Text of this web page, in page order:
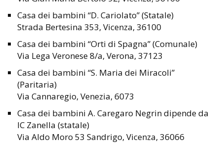
Casa dei bambini “D. Cariolato” (Statale)
Strada Bertesina 353, Vicenza, 36100
Casa dei bambini “Orti di Spagna” (Comunale)
Via Lega Veronese 8/a, Verona, 37123
Casa dei bambini “S. Maria dei Miracoli”
(Paritaria)
Via Cannaregio, Venezia, 6073
Casa dei bambini A. Caregaro Negrin dipende da
IC Zanella (statale)
Via Aldo Moro 53 Sandrigo, Vicenza, 36066